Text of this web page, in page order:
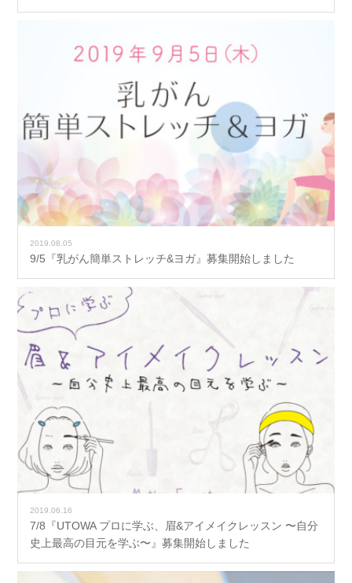
2019.08.05
9/5『乳がん簡単ストレッチ&ヨガ』募集開始しました
2019.06.16
7/8『UTOWA プロに学ぶ、眉&アイメイクレッスン 〜自分
史上最高の目元を学ぶ〜』募集開始しました